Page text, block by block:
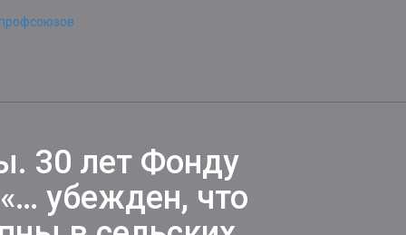
30 лет Фонду
убежден, что